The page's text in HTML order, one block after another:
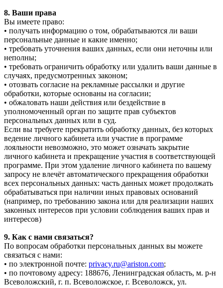
8. Ваши права
Вы имеете право:
• получать информацию о том, обрабатываются ли ваши
персональные данные и какие именно;
• требовать уточнения ваших данных, если они неточны или
неполны;
• требовать ограничить обработку или удалить ваши данные в
случаях, предусмотренных законом;
• отозвать согласие на рекламные рассылки и другие
обработки, которые основаны на согласии;
• обжаловать наши действия или бездействие в
уполномоченный орган по защите прав субъектов
персональных данных или в суд.
Если вы требуете прекратить обработку данных, без которых
ведение личного кабинета или участие в программе
лояльности невозможно, это может означать закрытие
личного кабинета и прекращение участия в соответствующей
программе. При этом удаление личного кабинета по вашему
запросу не влечёт автоматического прекращения обработки
всех персональных данных: часть данных может продолжать
обрабатываться при наличии иных правовых оснований
(например, по требованию закона или для реализации наших
законных интересов при условии соблюдения ваших прав и
интересов)
9. Как с нами связаться?
По вопросам обработки персональных данных вы можете
связаться с нами:
• по электронной почте: privacy.ru@ariston.com;
• по почтовому адресу: 188676, Ленинградская область, м. р-н
Всеволожский, г. п. Всеволожское, г. Всеволожск, ул.